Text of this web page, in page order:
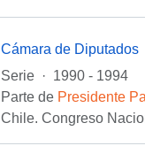
Cámara de Diputados
Serie · 1990 - 1994
Parte de Presidente
Chile. Congreso